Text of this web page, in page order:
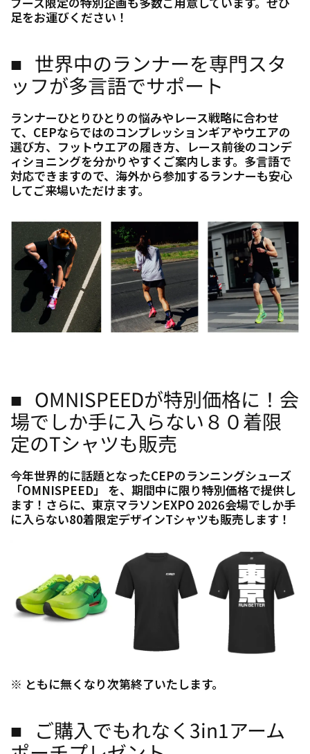
足をお運びください！
■ 世界中のランナーを専門スタ
ッフが多言語でサポート
ランナーひとりひとりの悩みやレース戦略に合わせ
て、CEPならではのコンプレッションギアやウエアの
選び方、フットウエアの履き方、レース前後のコンデ
ィショニングを分かりやすくご案内します。多言語で
対応できますので、海外から参加するランナーも安心
してご来場いただけます。
■ OMNISPEEDが特別価格に！会
場でしか手に入らない８０着限
定のTシャツも販売
今年世界的に話題となったCEPのランニングシューズ
「OMNISPEED」 を、期間中に限り特別価格で提供し
ます！さらに、東京マラソンEXPO 2026会場でしか手
に入らない80着限定デザインTシャツも販売します！
※ ともに無くなり次第終了いたします。
■ ご購入でもれなく3in1アーム